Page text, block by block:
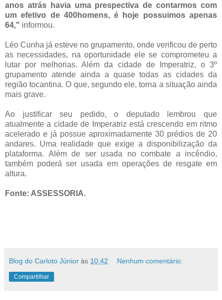
anos atrás havia uma prespectiva de contarmos com
um efetivo de 400homens, é hoje possuimos apenas
64," informou.
Léo Cunha já esteve no grupamento, onde verificou de perto
as necessidades, na oportunidade ele se comprometeu a
lutar por melhorias. Além da cidade de Imperatriz, o 3º
grupamento atende ainda a quase todas as cidades da
região tocantina. O que, segundo ele, torna a situação ainda
mais grave.
Ao justificar seu pedido, o deputado lembrou que
atualmente a cidade de Imperatriz está crescendo em ritmo
acelerado e já possue aproximadamente 30 prédios de 20
andares. Uma realidade que exige a disponibilização da
plataforma. Além de ser usada no combate a incêndio,
também poderá ser usada em operações de resgate em
altura.
Fonte: ASSESSORIA.
Blog do Carloto Júnior às 10:42 Nenhum comentário:
Compartilhar